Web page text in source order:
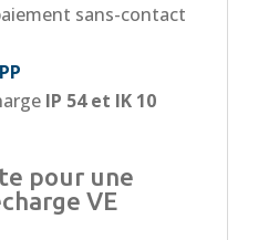
sans-contact
IP 54 et IK 10
pour une
VE